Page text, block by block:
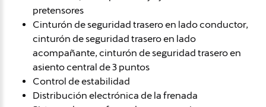
pretensores
Cinturón de seguridad trasero en lado conductor,
cinturón de seguridad trasero en lado
acompañante, cinturón de seguridad trasero en
asiento central de 3 puntos
Control de estabilidad
Distribución electrónica de la frenada